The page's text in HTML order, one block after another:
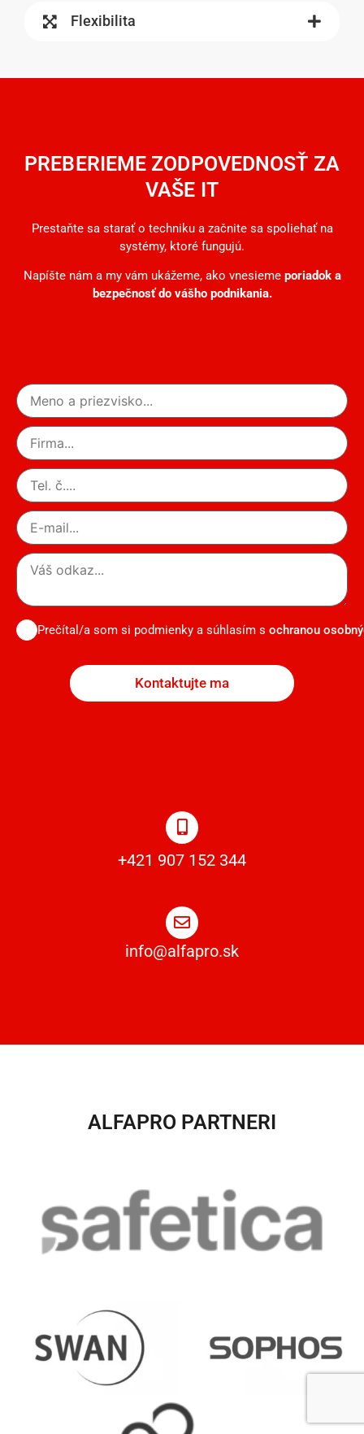
Flexibilita
PREBERIEME ZODPOVEDNOSŤ ZA
VAŠE IT
Prestaňte sa starať o techniku a začnite sa spoliehať na
systémy, ktoré fungujú.
Napíšte nám a my vám ukážeme, ako vnesiemeporiadok a
bezpečnosť do vášho podnikania.
Prečítal/a som si podmienky a súhlasím sochranou
Kontaktujte ma
+421 907 152 344
info@alfapro.sk
ALFAPRO PARTNERI​